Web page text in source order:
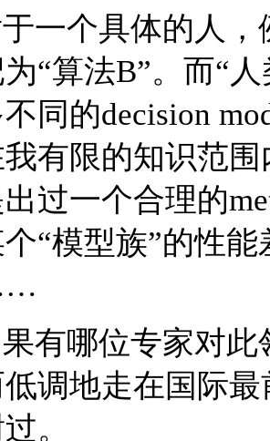
一个具体的人，
“算法B”。而“
同的decision
我有限的知识范
出过一个合理的
“模型族”的性
有哪位专家对
调地走在国际
。